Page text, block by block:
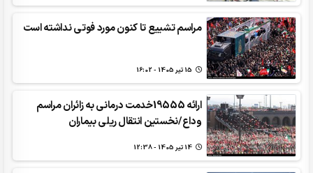
مراسم تشییع تا کنون مورد فوتی نداشته است
ارائه 19555خدمت درمانی به زائران مراسم
وداع/نخستین انتقال ریلی بیماران
14 تير 1405 - 12:38